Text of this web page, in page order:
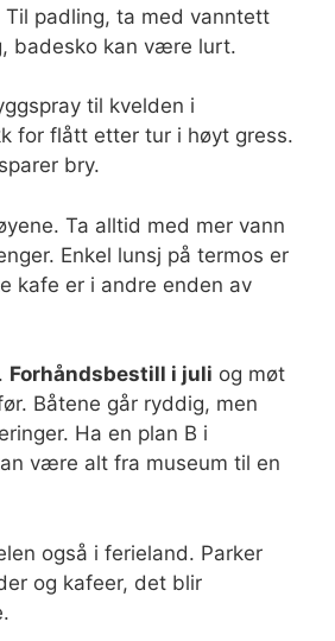
Til padling, ta med vanntett
badesko kan være lurt.
til kvelden i
for flått etter tur i høyt gress.
bry.
Ta alltid med mer vann
Enkel lunsj på termos er
kafe er i andre enden av
Forhåndsbestill i juli og møt
Båtene går ryddig, men
Ha en plan B i
være alt fra museum til en
også i ferieland. Parker
og kafeer, det blir